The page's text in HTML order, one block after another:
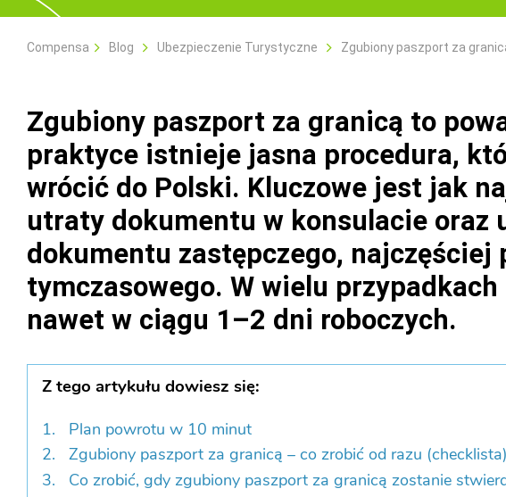
Compensa Blog Ubezpieczenie Turystyczne Zgubiony paszport za
Zgubiony paszport za granicą to
praktyce istnieje jasna procedura,
wrócić do Polski. Kluczowe jest jak
utraty dokumentu w konsulacie oraz
dokumentu zastępczego, najczęściej
tymczasowego. W wielu
nawet w ciągu 1–2 dni roboczych.
Z tego artykułu dowiesz się:
Plan powrotu w 10 minut
Zgubiony paszport za granicą – co zrobić od razu (checklista)
Co zrobić, gdy zgubiony paszport za granicą zostanie